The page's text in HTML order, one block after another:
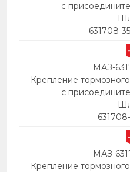
с
631708-
МАЗ-
Крепление
с
МАЗ-
Крепление